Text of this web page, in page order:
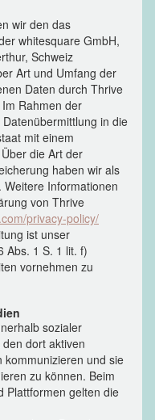
wir den das
whitesquare GmbH,
Schweiz
Art und Umfang der
Daten durch Thrive
Rahmen der
in die
mit einem
die Art der
haben wir als
Informationen
von Thrive
privacy-policy/
ist unser
Abs. 1 S. 1 lit. f)
vornehmen zu
sozialer
dort aktiven
kommunizieren und sie
zu können. Beim
Plattformen gelten die